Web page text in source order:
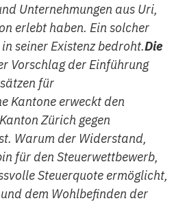
Unternehmungen aus Uri,
erlebt haben. Ein solcher
seiner Existenz bedroht.Die
Vorschlag der Einführung
für
Kantone erweckt den
Zürich gegen
Warum der Widerstand,
für den Steuerwettbewerb,
Steuerquote ermöglicht,
dem Wohlbefinden der